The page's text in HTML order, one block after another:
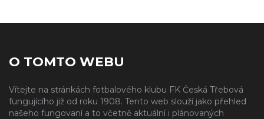
O TOMTO WEBU
Vítejte na stránkách fotbalového klubu FK Česká Třebová
fungujícího již od roku 1908. Tento web slouží jako přehled
našeho fungovaní a to včetně aktuální i plánovaných